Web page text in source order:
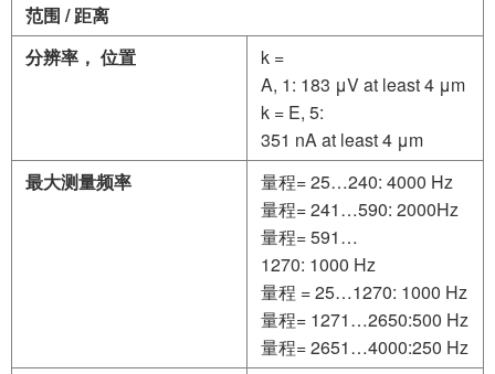
范围 /距离
分辨率， 位置
k =
A, 1: 183 μV at least 4 μm
k = E, 5:
351 nA at least 4 μm
最大测量频率
量程= 25…240: 4000 Hz
量程= 241…590: 2000Hz
量程= 591…
1270: 1000 Hz
量程 = 25…1270: 1000 Hz
量程= 1271…2650:500 Hz
量程= 2651…4000:250 Hz